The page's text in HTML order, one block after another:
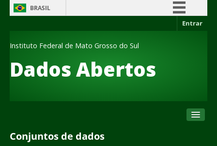
BRASIL
Acesso à informação
Canais
Entrar
Dados Abertos
Instituto Federal de Mato Grosso do Sul
Conjuntos de dados
Conjuntos de dados